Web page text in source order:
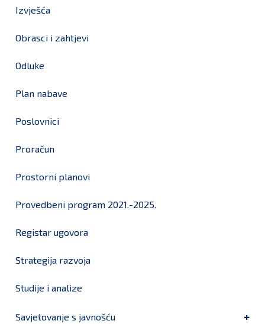
Izvješća
Obrasci i zahtjevi
Odluke
Plan nabave
Poslovnici
Proračun
Prostorni planovi
Provedbeni program 2021.-2025.
Registar ugovora
Strategija razvoja
Studije i analize
Savjetovanje s javnošću